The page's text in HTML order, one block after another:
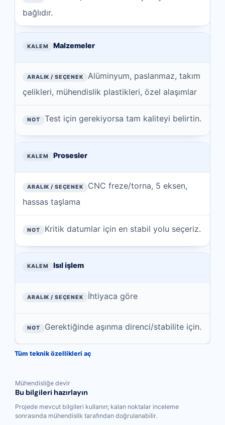
bağlıdır.
Malzemeler
Alüminyum, paslanmaz, takım
çelikleri, mühendislik plastikleri, özel alaşımlar
Test için gerekiyorsa tam kaliteyi belirtin.
Prosesler
CNC freze/torna, 5 eksen,
hassas taşlama
Kritik datumlar için en stabil yolu seçeriz.
Isıl işlem
İhtiyaca göre
Gerektiğinde aşınma direnci/stabilite için.
Tüm teknik özellikleri aç
Mühendisliğe devir
Bu bilgileri hazırlayın
Projede mevcut bilgileri kullanın; kalan noktalar inceleme
sonrasında mühendislik tarafından doğrulanabilir.